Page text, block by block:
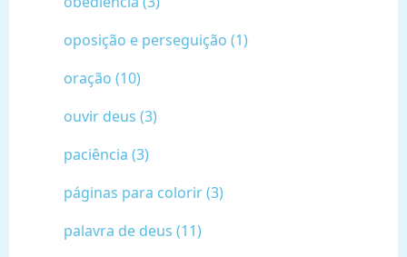
oposição e perseguição (1)
oração (10)
ouvir deus (3)
paciência (3)
páginas para colorir (3)
palavra de deus (11)